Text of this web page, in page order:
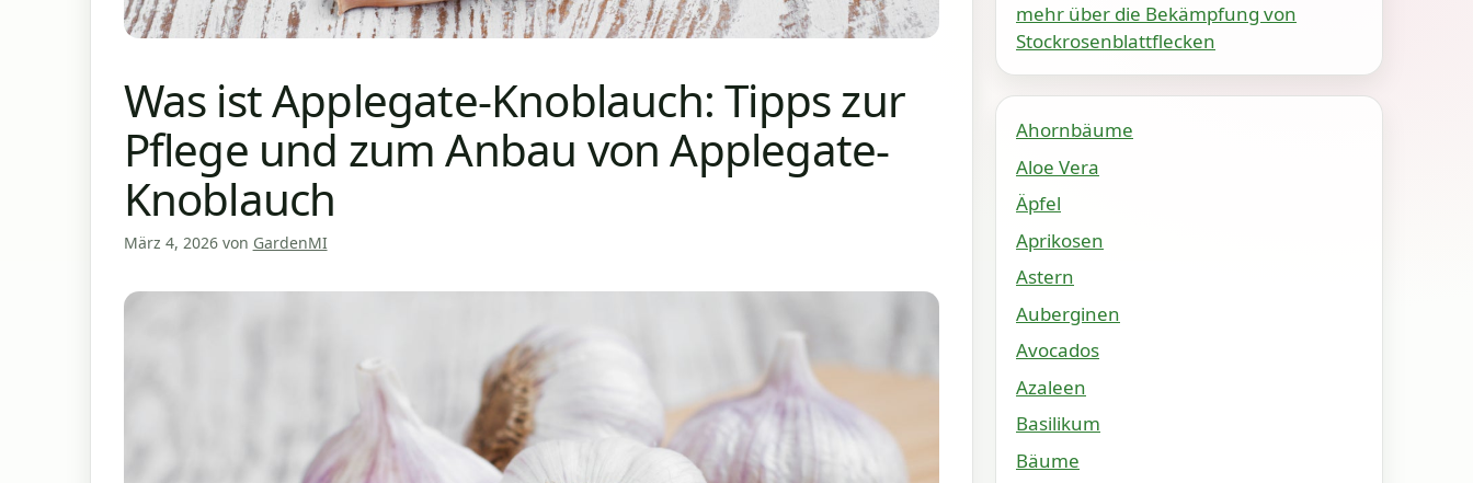
Was ist Applegate-Knoblauch: Tipps zur
Pflege und zum Anbau von Applegate-
Knoblauch
März 4, 2026 von GardenMI
mehr über die Bekämpfung von
Stockrosenblattflecken
Ahornbäume
Aloe Vera
Äpfel
Aprikosen
Astern
Auberginen
Avocados
Azaleen
Basilikum
Bäume